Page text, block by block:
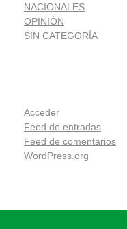
NACIONALES
OPINIÓN
SIN CATEGORÍA
Acceder
Feed de entradas
Feed de comentarios
WordPress.org